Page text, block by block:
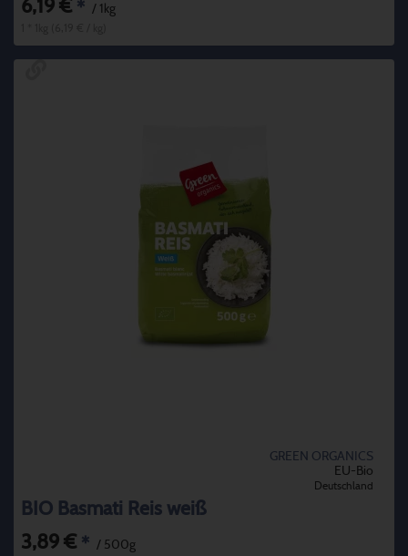
6,19 € * / 1kg
GREEN ORGANICS
EU-Bio
Deutschland
BIO Basmati Reis weiß
3,89 € * / 500g